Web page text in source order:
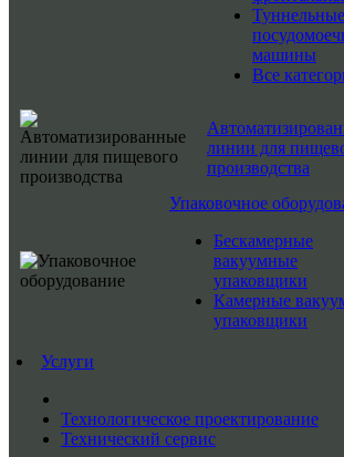
Туннельные
машины
Все
линии для
производства
Упаковочное
Бескамерные
вакуумные
упаковщики
Камерные
упаковщики
Услуги
Технологическое проектирование
Технический сервис